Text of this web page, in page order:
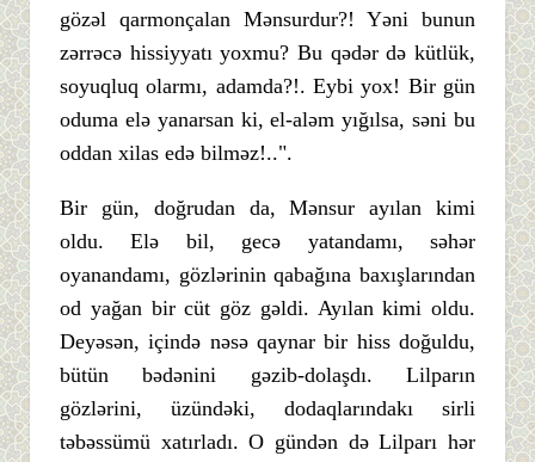
gözəl qarmonçalan Mənsurdur?! Yəni bunun
zərrəcə hissiyyatı yoxmu? Bu qədər də kütlük,
soyuqluq olarmı, adamda?!. Eybi yox! Bir gün
oduma elə yanarsan ki, el-aləm yığılsa, səni bu
oddan xilas edə bilməz!..".
Bir gün, doğrudan da, Mənsur ayılan kimi
oldu. Elə bil, gecə yatandamı, səhər
oyanandamı, gözlərinin qabağına baxışlarından
od yağan bir cüt göz gəldi. Ayılan kimi oldu.
Deyəsən, içində nəsə qaynar bir hiss doğuldu,
bütün bədənini gəzib-dolaşdı. Lilparın
gözlərini, üzündəki, dodaqlarındakı sirli
təbəssümü xatırladı. O gündən də Lilparı hər